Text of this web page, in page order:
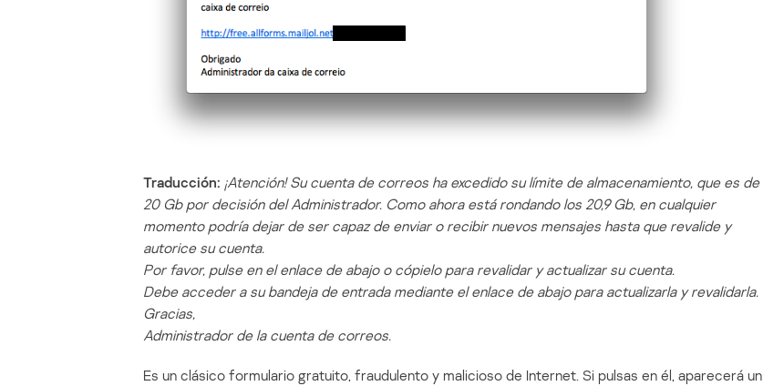
Traducción: ¡Atención! Su cuenta de correos ha excedido su límite de almacenamiento, que es de
20 Gb por decisión del Administrador. Como ahora está rondando los 20,9 Gb, en cualquier
momento podría dejar de ser capaz de enviar o recibir nuevos mensajes hasta que revalide y
autorice su cuenta.
Por favor, pulse en el enlace de abajo o cópielo para revalidar y actualizar su cuenta.
Debe acceder a su bandeja de entrada mediante el enlace de abajo para actualizarla y revalidarla.
Gracias,
Administrador de la cuenta de correos.
Es un clásico formulario gratuito, fraudulento y malicioso de Internet. Si pulsas en él, aparecerá un